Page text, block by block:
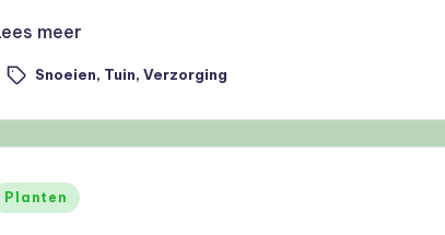
meer
Snoeien, Tuin, Verzorging
Planten